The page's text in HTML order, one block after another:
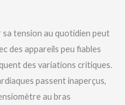
sa tension au quotidien peut
des appareils peu fiables
des variations critiques.
passent inaperçus,
au bras